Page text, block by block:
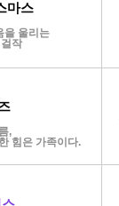
마스
을 울리는
작
,
힘은 가족이다.